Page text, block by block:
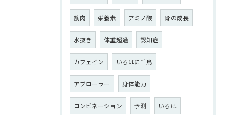
筋肉 栄養素 アミノ酸 骨の成長
水抜き 体重超過 認知症
カフェイン いろはに千鳥
アブローラー 身体能力
コンビネーション 予測 いろは